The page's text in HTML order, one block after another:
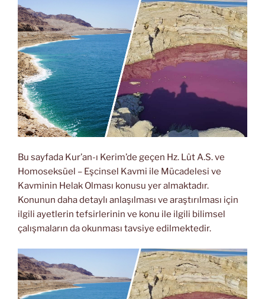
Bu sayfada Kur’an-ı Kerim’de geçen Hz. Lût A.S. ve
Homoseksüel – Eşcinsel Kavmi ile Mücadelesi ve
Kavminin Helak Olması konusu yer almaktadır.
Konunun daha detaylı anlaşılması ve araştırılması için
ilgili ayetlerin tefsirlerinin ve konu ile ilgili bilimsel
çalışmaların da okunması tavsiye edilmektedir.